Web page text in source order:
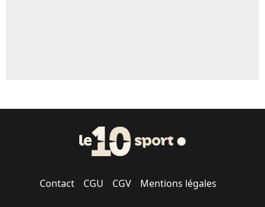
Contact CGU CGV Mentions légales